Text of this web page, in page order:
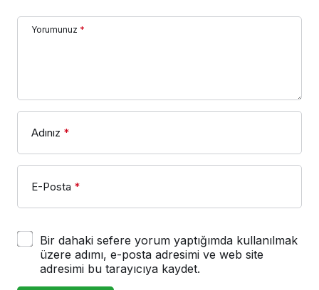
Yorumunuz *
Adınız *
E-Posta *
Bir dahaki sefere yorum yaptığımda kullanılmak
üzere adımı, e-posta adresimi ve web site
adresimi bu tarayıcıya kaydet.